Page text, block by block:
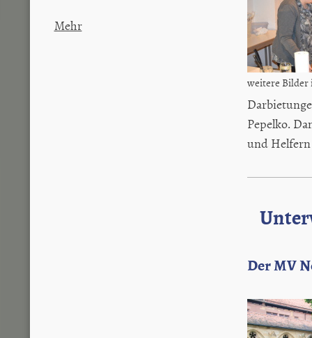
weitere Bilder
Pepelko.
und
Der MV
Mehr